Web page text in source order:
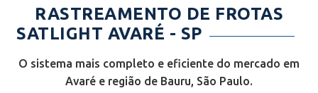
RASTREAMENTO DE FROTAS
SATLIGHT AVARÉ - SP
O sistema mais completo e eficiente do mercado em
Avaré e região de Bauru, São Paulo.